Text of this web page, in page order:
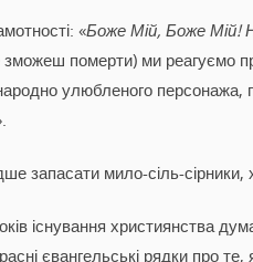
«Боже Мій, Боже Мій!
померти) ми реагуємо
улюбленого
мило-сіль-сірники,
існування християнства
євангельські рядки про